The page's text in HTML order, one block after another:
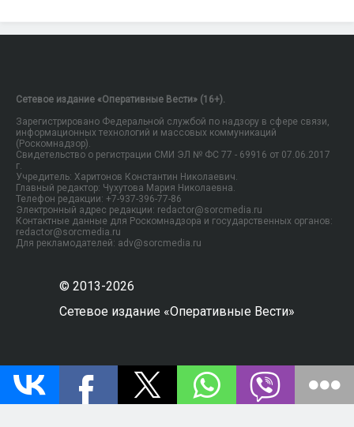
Сетевое издание «Оперативные Вести» (16+).
Зарегистрировано Федеральной службой по надзору в сфере связи,
информационных технологий и массовых коммуникаций
(Роскомнадзор).
Свидетельство о регистрации СМИ ЭЛ № ФС 77 - 69916 от 07.06.2017
г.
Учредитель: Харитонов Константин Николаевич.
Главный редактор: Чухутова Мария Николаевна.
Телефон редакции: +7-937-396-77-86
Электронный адрес редакции: redactor@sorcmedia.ru
Контактные данные для Роскомнадзора и государственных органов:
redactor@sorcmedia.ru
Для рекламодателей: adv@sorcmedia.ru
© 2013-2026
Сетевое издание «Оперативные Вести»